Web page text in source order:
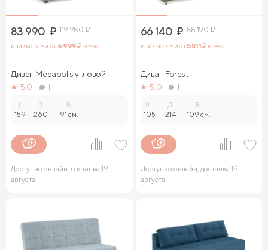
83 990 ₽ 119 980₽
или частями от 6 999₽ в мес.
Диван Megapolis угловой
5.0
1
Ш.
159 -
Д.
260 -
В.
91 см.
Доступно онлайн, доставка 19
августа
66 140 ₽ 88 190₽
или частями от5 511₽ в мес.
Диван Forest
5.0
1
Ш.
105 -
Д.
214 -
В.
109 см.
Доступно онлайн, доставка 19
августа